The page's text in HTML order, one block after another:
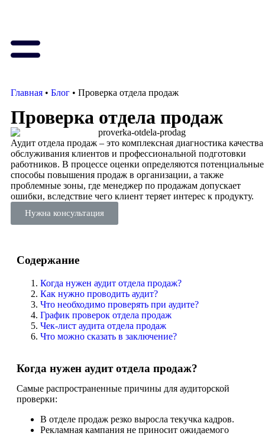
Главная • Блог • Проверка отдела продаж
Проверка отдела продаж
Аудит отдела продаж – это комплексная диагностика качества
обслуживания клиентов и профессиональной подготовки
работников. В процессе оценки определяются потенциальные
способы повышения продаж в организации, а также
проблемные зоны, где менеджер по продажам допускает
ошибки, вследствие чего клиент теряет интерес к продукту.
Нужна консультация
Содержание
Когда нужен аудит отдела продаж?
Как нужно проводить аудит?
Что необходимо проверять при аудите?
График проверок отдела продаж
Чек-лист аудита отдела продаж
Что можно сказать в заключение?
Когда нужен аудит отдела продаж?
Самые распространенные причины для аудиторской
проверки:
В отделе продаж резко выросла текучка кадров.
Рекламная кампания не приносит ожидаемого